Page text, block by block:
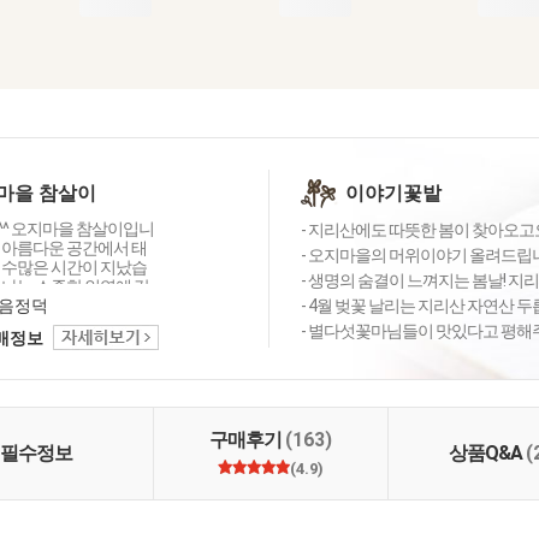
을 참살이
오지마을 참살이입니
름다운 공간에서 태
많은 시간이 지났습
는 소중한 인연에 감
도 좋은 상품 감사의
복 미소로 전해드립
셔서 고맙습니다 ^_^
정덕
정보
이야기꽃밭
- 지리산에도 따뜻한 봄이 찾아오
- 오지마을의 머위이야기 올려드립
- 생명의 숨결이 느껴지는 봄날! 지
- 4월 벚꽃 날리는 지리산 자연산
- 별다섯꽃마님들이 맛있다고 평해
필수정보
구매후기 (163)
(4.9)
상품Q&A